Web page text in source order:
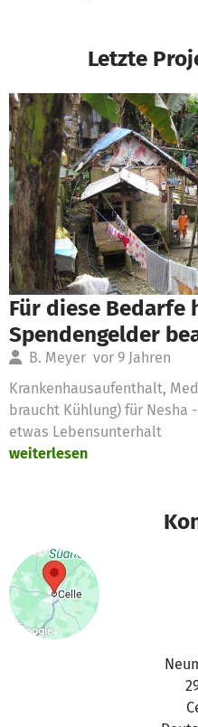
Letzte
Für diese Bedarfe
Spendengelder
B. Meyer vor 9 Jahren
Krankenhausaufenthalt,
braucht Kühlung) für Nesha
etwas Lebensunterhalt
weiterlesen